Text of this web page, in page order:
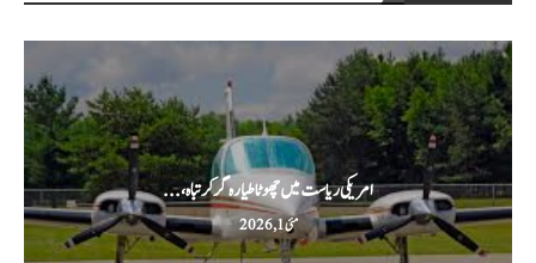
امریکی ریاست میں چھوٹا طیارہ گر کر تباہ،...
مئی 1, 2026